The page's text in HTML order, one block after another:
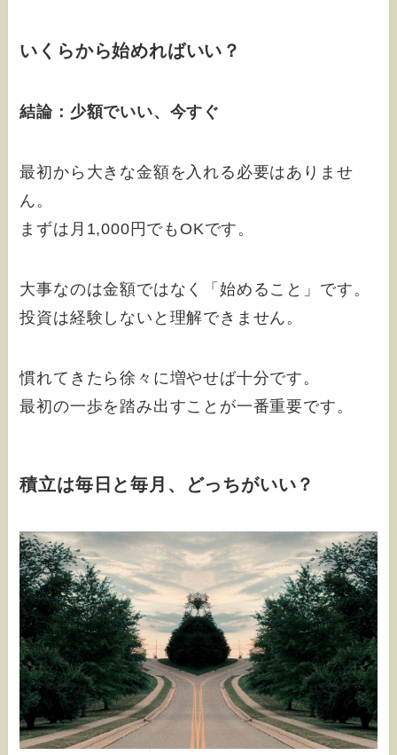
いくらから始めればいい？
結論：少額でいい、今すぐ
最初から大きな金額を入れる必要はありませ
ん。
まずは月1,000円でもOKです。
大事なのは金額ではなく「始めること」です。
投資は経験しないと理解できません。
慣れてきたら徐々に増やせば十分です。
最初の一歩を踏み出すことが一番重要です。
積立は毎日と毎月、どっちがいい？